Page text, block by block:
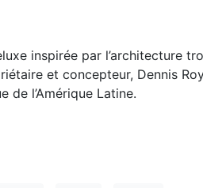
inspirée par l’architecture
et concepteur, Dennis
de l’Amérique Latine.